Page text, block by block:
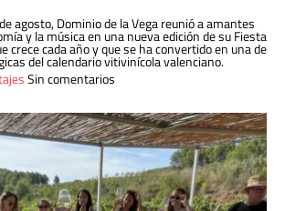
agosto, Dominio de la Vega reunió a amantes
y la música en una nueva edición de su Fiesta
crece cada año y que se ha convertido en una de
del calendario vitivinícola valenciano.
Sin comentarios